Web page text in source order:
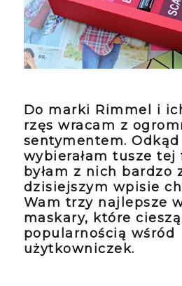
Do marki Rimmel i
rzęs wracam z
sentymentem.
wybierałam tusze
byłam z nich bardzo
dzisiejszym wpisie
Wam trzy najlepsze
maskary, które
popularnością wśród
użytkowniczek.